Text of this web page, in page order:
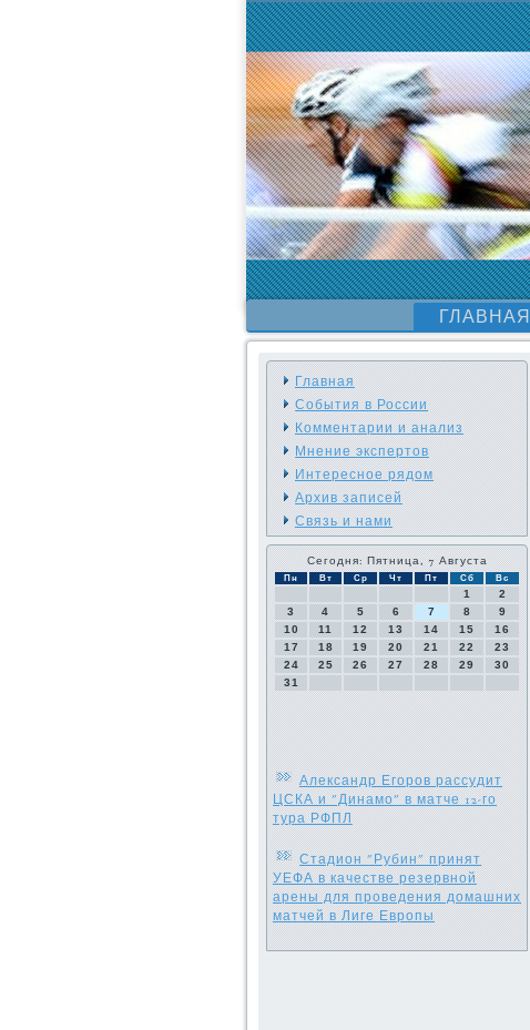
ГЛАВНАЯ
Главная
События в России
Комментарии и анализ
Мнение экспертов
Интересное рядом
Архив записей
Связь и нами
Сегодня: Пятница, 7 Августа
Пн Вт Ср Чт Пт Сб Вс
1
2
3
4 5 6 7 8
9
10
11 12 13 14 15
16
17
18 19 20 21 22
23
24
25 26 27 28 29
30
31
Александр Егоров рассудит
ЦСКА и "Динамо" в матче 12-го
тура РФПЛ
Стадион "Рубин" принят
УЕФА в качестве резервной
арены для проведения домашних
матчей в Лиге Европы